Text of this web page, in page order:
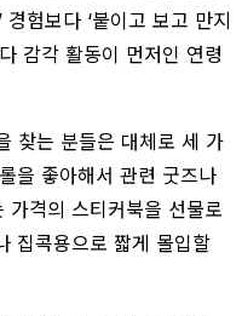
험보다 ‘붙이고 보고 만지
감각 활동이 먼저인 연령
찾는 분들은 대체로 세 가
을 좋아해서 관련 굿즈나
가격의 스티커북을 선물로
집콕용으로 짧게 몰입할